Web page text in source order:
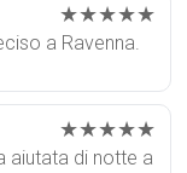
★★★★★
a Ravenna.
★★★★★
aiutata di notte a